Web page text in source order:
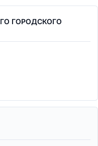
ГОРОДСКОГО